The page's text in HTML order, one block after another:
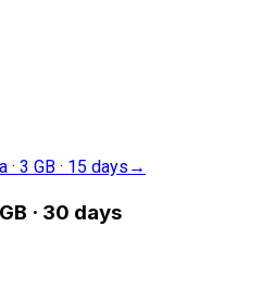
3 GB · 15 days →
· 30 days